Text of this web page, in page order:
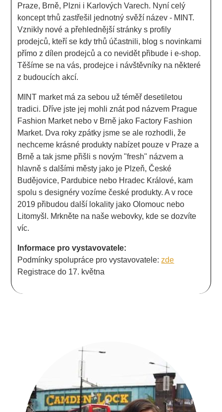
Praze, Brně, Plzni i Karlových Varech. Nyní celý
koncept trhů zastřešil jednotný svěží název - MINT.
Vznikly nové a přehlednější stránky s profily
prodejců, kteří se kdy trhů účastnili, blog s novinkami
přímo z dílen prodejců a co nevidět přibude i e-shop.
Těšíme se na vás, prodejce i návštěvníky na některé
z budoucích akcí.
MINT market má za sebou už téměř desetiletou
tradici. Dříve jste jej mohli znát pod názvem Prague
Fashion Market nebo v Brně jako Factory Fashion
Market. Dva roky zpátky jsme se ale rozhodli, že
nechceme krásné produkty nabízet pouze v Praze a
Brně a tak jsme přišli s novým "fresh" názvem a
hlavně s dalšími městy jako je Plzeň, České
Budějovice, Pardubice nebo Hradec Králové, kam
spolu s designéry vozíme české produkty. A v roce
2019 přibudou další lokality jako Olomouc nebo
Litomyšl. Mrkněte na naše webovky, kde se dozvíte
víc.
Informace pro vystavovatele:
Podmínky spolupráce pro vystavovatele:zde
Registrace do 17. května